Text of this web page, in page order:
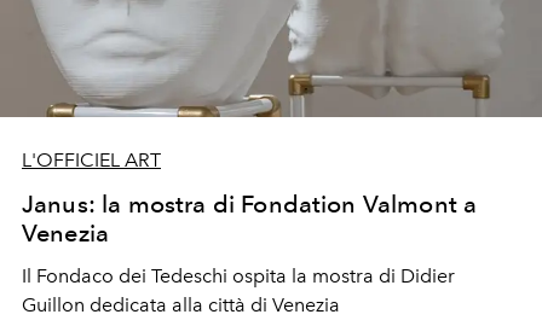
L'OFFICIEL ART
Janus: la mostra di Fondation Valmont a
Venezia
Il Fondaco dei Tedeschi ospita la mostra di Didier
Guillon dedicata alla città di Venezia